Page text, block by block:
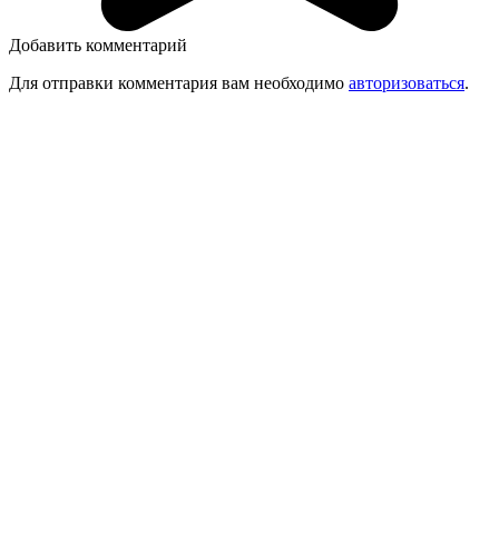
Добавить комментарий
Для отправки комментария вам необходимо авторизоваться.